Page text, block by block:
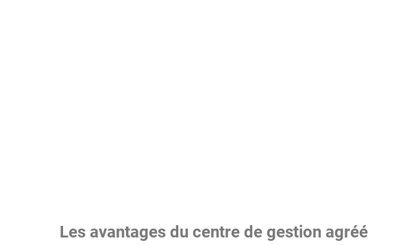
Les avantages du centre de gestion agréé